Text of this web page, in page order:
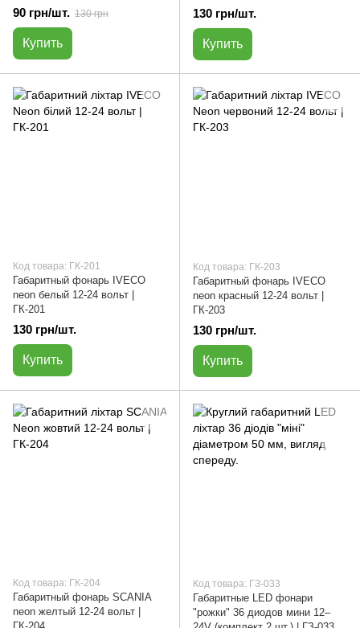
90 грн/шт. 130 грн
Купить
130 грн/шт.
Купить
Код товара: ГК-201
Габаритный фонарь IVECO
neon белый 12-24 вольт |
ГК-201
130 грн/шт.
Купить
Код товара: ГК-203
Габаритный фонарь IVECO
neon красный 12-24 вольт |
ГК-203
130 грн/шт.
Купить
Код товара: ГК-204
Габаритный фонарь SCANIA
neon желтый 12-24 вольт |
Код товара: ГЗ-033
Габаритные LED фонари
"рожки" 36 диодов мини 12–